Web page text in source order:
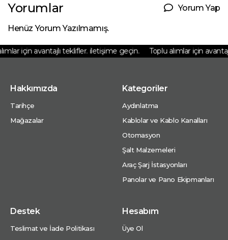
Yorumlar Yorum Yap
Henüz Yorum Yazılmamış.
için avantajlı teklifler. iletişime geçin. Toplu alımlar için
Hakkımızda
Tarihçe
Mağazalar
Kategoriler
Aydınlatma
Kablolar ve Kablo Kanalları
Otomasyon
Şalt Malzemeleri
Araç Şarj İstasyonları
Panolar ve Pano Ekipmanları
Destek
Teslimat ve İade Politikası
Hesabım
Üye Ol